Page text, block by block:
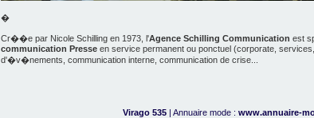
�
Cr��e par Nicole Schilling en 1973, l'Agence Schilling Communication est
communication Presseen service permanent ou ponctuel (corporate,
d'�v�nements, communication interne, communication de crise...
Virago 535| Annuaire mode : www.annuaire-